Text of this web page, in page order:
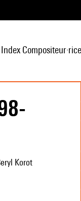
Index Compositeur·rice
Korot